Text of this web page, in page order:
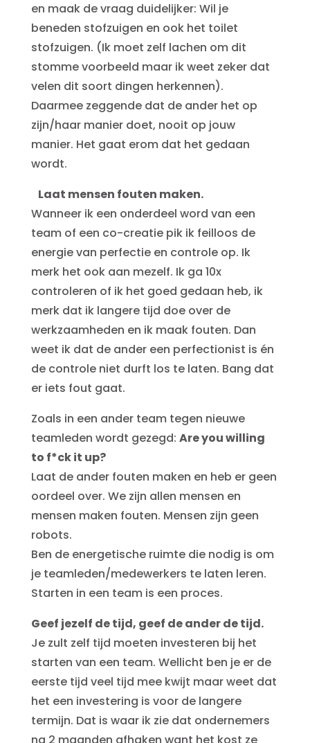
en maak de vraag duidelijker: Wil je
beneden stofzuigen en ook het toilet
stofzuigen. (Ik moet zelf lachen om dit
stomme voorbeeld maar ik weet zeker dat
velen dit soort dingen herkennen).
Daarmee zeggende dat de ander het op
zijn/haar manier doet, nooit op jouw
manier. Het gaat erom dat het gedaan
wordt.
Laat mensen fouten maken.
Wanneer ik een onderdeel word van een
team of een co-creatie pik ik feilloos de
energie van perfectie en controle op. Ik
merk het ook aan mezelf. Ik ga 10x
controleren of ik het goed gedaan heb, ik
merk dat ik langere tijd doe over de
werkzaamheden en ik maak fouten. Dan
weet ik dat de ander een perfectionist is én
de controle niet durft los te laten. Bang dat
er iets fout gaat.
Zoals in een ander team tegen nieuwe
teamleden wordt gezegd: Are you willing
to f*ck it up?
Laat de ander fouten maken en heb er geen
oordeel over. We zijn allen mensen en
mensen maken fouten. Mensen zijn geen
robots.
Ben de energetische ruimte die nodig is om
je teamleden/medewerkers te laten leren.
Starten in een team is een proces.
Geef jezelf de tijd, geef de ander de tijd.
Je zult zelf tijd moeten investeren bij het
starten van een team. Wellicht ben je er de
eerste tijd veel tijd mee kwijt maar weet dat
het een investering is voor de langere
termijn. Dat is waar ik zie dat ondernemers